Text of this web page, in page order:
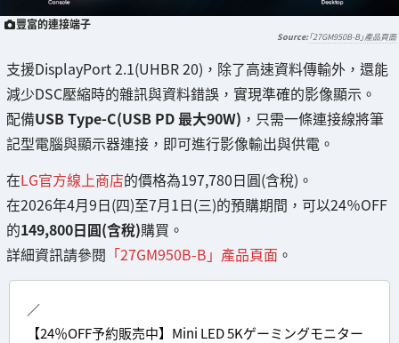
豐富的連接端子
「27GM950B-B」產品頁面
支援DisplayPort 2.1(UHBR 20)，除了高速資料傳輸外，還能
減少DSC壓縮時的雜訊與資料錯誤，實現準確的影像顯示。
配備USB Type-C(USB PD 最大90W) ，只需一條連接線將筆
記型電腦與顯示器連接，即可進行影像輸出與供電。
在LG官方線上商店的價格為197,780日圓(含稅)。
在2026年4月9日(四)至7月1日(三)的預購期間，可以24％OFF
的149,800日圓(含稅)購買。
詳細資訊請參閱 「27GM950B-B」產品頁面 。
／
【24％OFF予約販売中】Mini LED 5Kゲーミングモニター